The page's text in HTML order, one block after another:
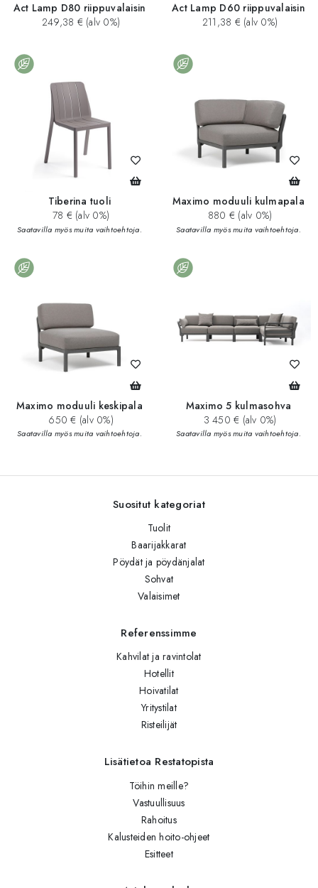
Act Lamp D80 riippuvalaisin
249,38 € (alv 0%)
Act Lamp D60 riippuvalaisin
211,38 € (alv 0%)
Tiberina tuoli
78 € (alv 0%)
Saatavilla myös muita vaihtoehtoja.
Maximo moduuli kulmapala
880 € (alv 0%)
Saatavilla myös muita vaihtoehtoja.
Maximo moduuli keskipala
650 € (alv 0%)
Saatavilla myös muita vaihtoehtoja.
Maximo 5 kulmasohva
3 450 € (alv 0%)
Saatavilla myös muita vaihtoehtoja.
Suositut kategoriat
Tuolit
Baarijakkarat
Pöydät ja pöydänjalat
Sohvat
Valaisimet
Referenssimme
Kahvilat ja ravintolat
Hotellit
Hoivatilat
Yritystilat
Risteilijät
Lisätietoa Restatopista
Töihin meille?
Vastuullisuus
Rahoitus
Kalusteiden hoito-ohjeet
Esitteet